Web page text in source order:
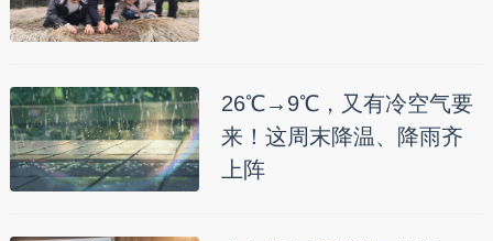
26℃→9℃，又有冷空气要
来！这周末降温、降雨齐
上阵